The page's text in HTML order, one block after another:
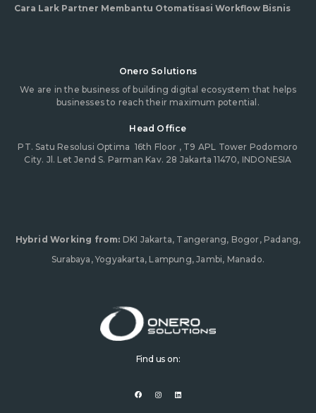
Cara Lark Partner Membantu Otomatisasi Workflow Bisnis
Onero Solutions
We are in the business of building digital ecosystem that helps
businesses to reach their maximum potential.
Head Office
PT. Satu Resolusi Optima 16th Floor , T9 APL Tower Podomoro
City. Jl. Let Jend S. Parman Kav. 28 Jakarta 11470, INDONESIA
Hybrid Working from: DKI Jakarta, Tangerang, Bogor, Padang,
Surabaya, Yogyakarta, Lampung, Jambi, Manado.
Find us on:
a n i